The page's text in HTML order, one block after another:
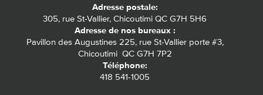
Adresse postale:
305, rue St-Vallier, Chicoutimi QC G7H 5H6
Adresse de nos bureaux :
Pavillon des Augustines 225, rue St-Vallier porte #3,
Chicoutimi QC G7H 7P2
Téléphone:
418 541-1005